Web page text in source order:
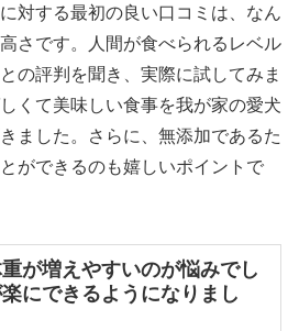
対する最初の良い口コミは、なん
さです。人間が食べられるレベル
の評判を聞き、実際に試してみま
くて美味しい食事を我が家の愛犬
ました。さらに、無添加であるた
ができるのも嬉しいポイントで
が増えやすいのが悩みでし
にできるようになりまし